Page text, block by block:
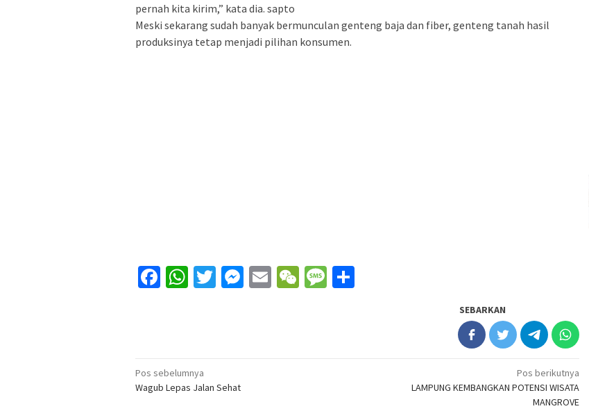
pernah kita kirim,” kata dia. sapto
Meski sekarang sudah banyak bermunculan genteng baja dan fiber, genteng tanah hasil
produksinya tetap menjadi pilihan konsumen.
Facebook
WhatsApp
Twitter
Messenger
EmailWeChatMessage
SEBARKAN
Navigasi
pos
Pos sebelumnya
Wagub Lepas Jalan Sehat
Pos berikutnya
LAMPUNG KEMBANGKAN POTENSI WISATA
MANGROVE